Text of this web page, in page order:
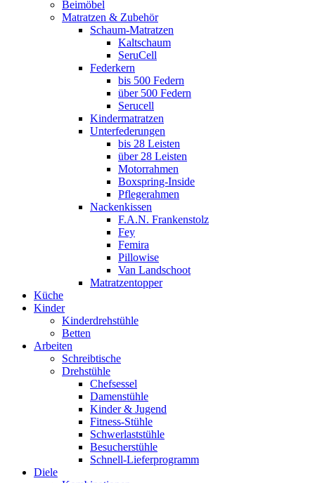
Beimöbel
Matratzen & Zubehör
Schaum-Matratzen
Kaltschaum
SeruCell
Federkern
bis 500 Federn
über 500 Federn
Serucell
Kindermatratzen
Unterfederungen
bis 28 Leisten
über 28 Leisten
Motorrahmen
Boxspring-Inside
Pflegerahmen
Nackenkissen
F.A.N. Frankenstolz
Fey
Femira
Pillowise
Van Landschoot
Matratzentopper
Küche
Kinder
Kinderdrehstühle
Betten
Arbeiten
Schreibtische
Drehstühle
Chefsessel
Damenstühle
Kinder & Jugend
Fitness-Stühle
Schwerlaststühle
Besucherstühle
Schnell-Lieferprogramm
Diele